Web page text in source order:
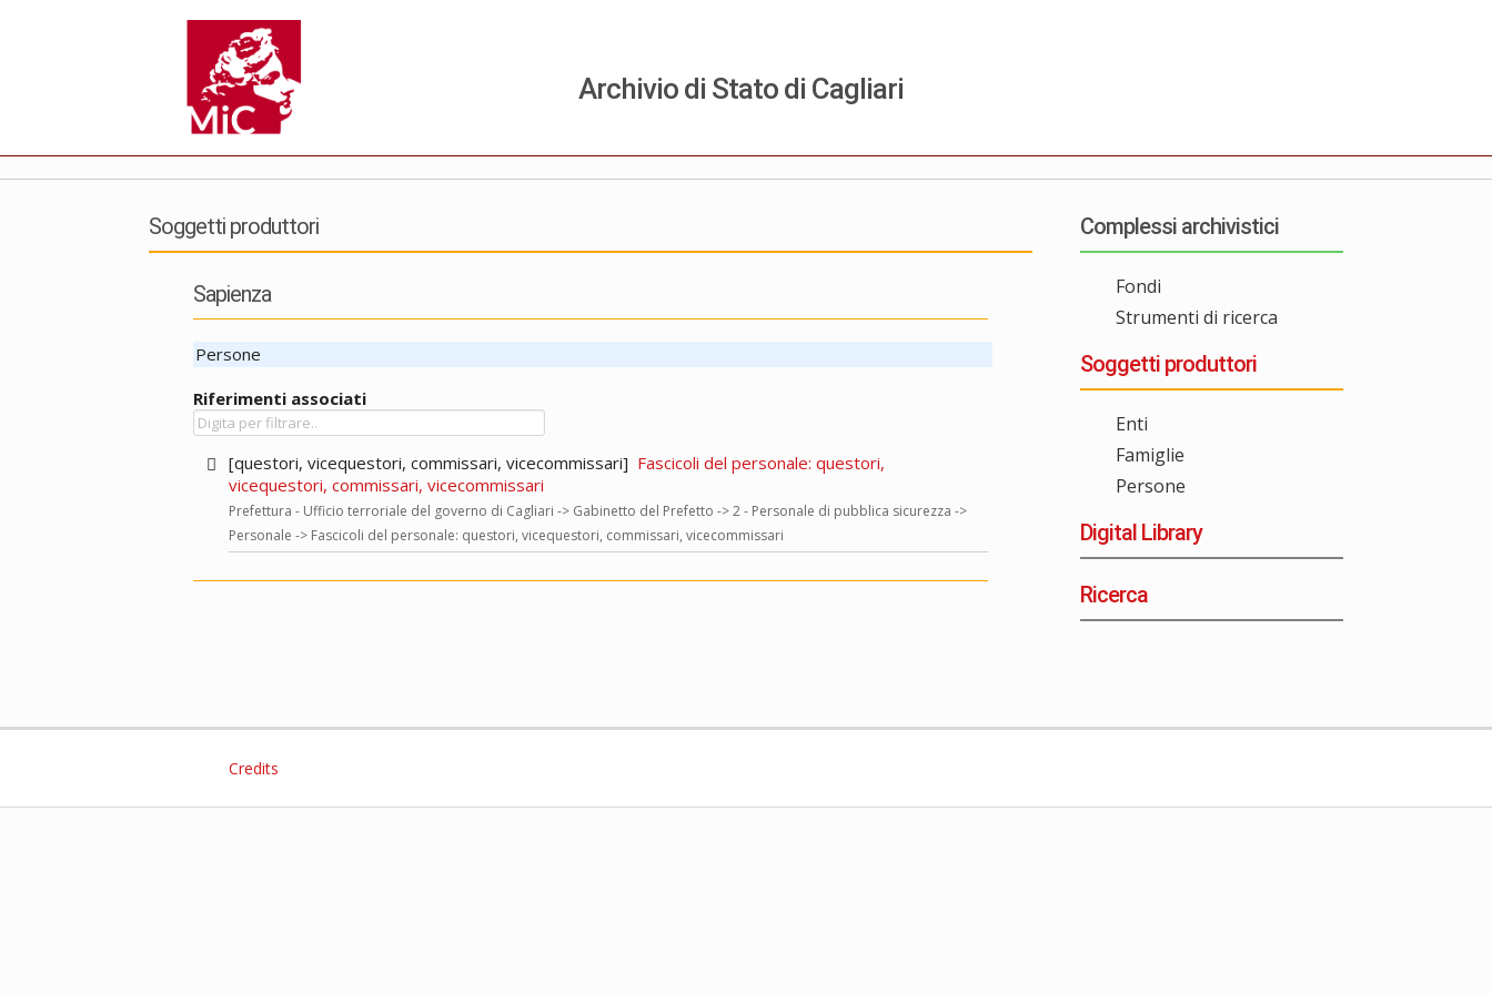
Archivio di Stato di Cagliari
Soggetti produttori
Sapienza
Persone
Riferimenti associati
[questori, vicequestori, commissari, vicecommissari] Fascicoli del personale: questori,
vicequestori, commissari, vicecommissari
Prefettura - Ufficio terroriale del governo di Cagliari -> Gabinetto del Prefetto -> 2 - Personale di pubblica sicurezza ->
Personale -> Fascicoli del personale: questori, vicequestori, commissari, vicecommissari
Complessi archivistici
Fondi
Strumenti di ricerca
Soggetti produttori
Enti
Famiglie
Persone
Digital Library
Ricerca
Credits